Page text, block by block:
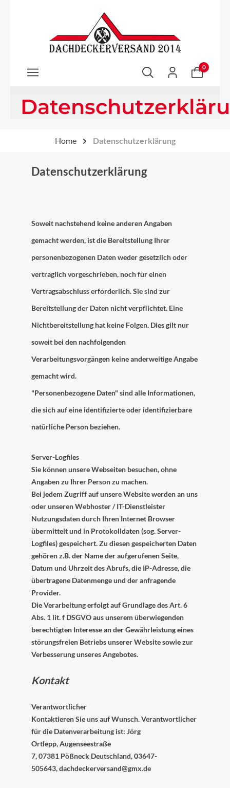
Zum Hauptinhalt springen
0
Home Datenschutzerklärung
Datenschutzerklärung
Soweit nachstehend keine anderen Angaben
gemacht werden, ist die Bereitstellung Ihrer
personenbezogenen Daten weder gesetzlich oder
vertraglich vorgeschrieben, noch für einen
Vertragsabschluss erforderlich. Sie sind zur
Bereitstellung der Daten nicht verpflichtet. Eine
Nichtbereitstellung hat keine Folgen. Dies gilt nur
soweit bei den nachfolgenden
Verarbeitungsvorgängen keine anderweitige Angabe
gemacht wird.
"Personenbezogene Daten" sind alle Informationen,
die sich auf eine identifizierte oder identifizierbare
natürliche Person beziehen.
Server-Logfiles
Sie können unsere Webseiten besuchen, ohne
Angaben zu Ihrer Person zu machen.
Bei jedem Zugriff auf unsere Website werden an uns
oder unseren Webhoster / IT-Dienstleister
Nutzungsdaten durch Ihren Internet Browser
übermittelt und in Protokolldaten (sog. Server-
Logfiles) gespeichert. Zu diesen gespeicherten Daten
gehören z.B. der Name der aufgerufenen Seite,
Datum und Uhrzeit des Abrufs, die IP-Adresse, die
übertragene Datenmenge und der anfragende
Provider.
Die Verarbeitung erfolgt auf Grundlage des Art. 6
Abs. 1 lit. f DSGVO aus unserem überwiegenden
berechtigten Interesse an der Gewährleistung eines
störungsfreien Betriebs unserer Website sowie zur
Verbesserung unseres Angebotes.
Kontakt
Verantwortlicher
Kontaktieren Sie uns auf Wunsch. Verantwortlicher
für die Datenverarbeitung ist: Jörg
Ortlepp,Augenseestraße
7,07381 Pößneck Deutschland,03647-
505643,dachdeckerversand@gmx.de